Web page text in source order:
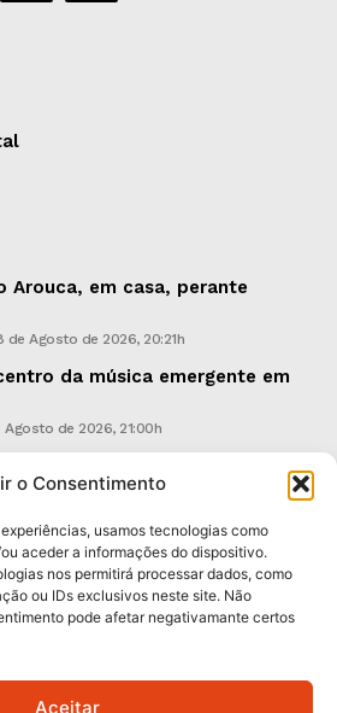
o Consentimento
usamos tecnologias como
aceder a informações do dispositivo.
nos permitirá processar dados, como
ou IDs exclusivos neste site. Não
pode afetar negativamante certos
Aceitar
Arouca, em casa, perante
de Agosto de 2026, 20:21h
da música emergente em
Agosto de 2026, 21:00h